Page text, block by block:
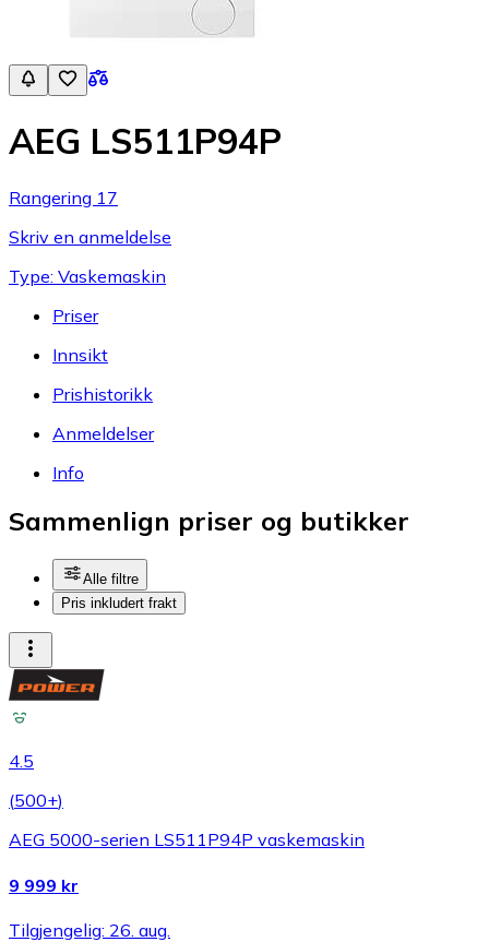
AEG LS511P94P
Rangering 17
Skriv en anmeldelse
Type: Vaskemaskin
Priser
Innsikt
Prishistorikk
Anmeldelser
Info
Sammenlign priser og butikker
Alle filtre
Pris inkludert frakt
4.5
(500+)
AEG 5000-serien LS511P94P vaskemaskin
9 999 kr
Tilgjengelig: 26. aug.